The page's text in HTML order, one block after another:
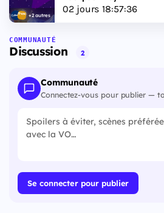
+2 autres
02jours 18:57:35
COMMUNAUTÉ
Discussion 2
Communauté
Connectez-vous pour publier —
Se connecter pour publier